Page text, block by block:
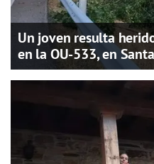
Un joven resulta
en la OU-533, en